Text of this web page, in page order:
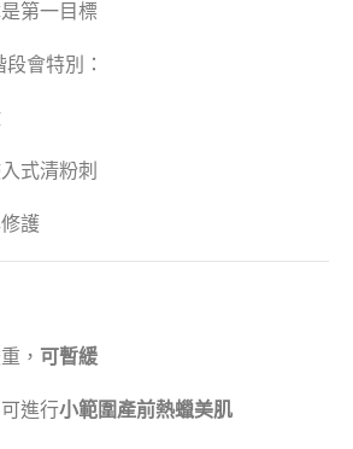
第一目標
會特別：
式清粉刺
護
， 可暫緩
進行小範圍產前熱蠟美肌